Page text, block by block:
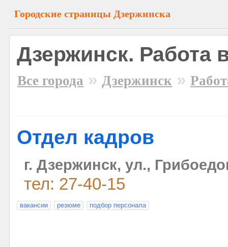
Городские страницы Дзержинска
Дзержинск. Работа
Все города » Дзержинск »
Отдел кадров
г. Дзержинск, ул.,
тел: 27-40-15
вакансии резюме подбор персонала